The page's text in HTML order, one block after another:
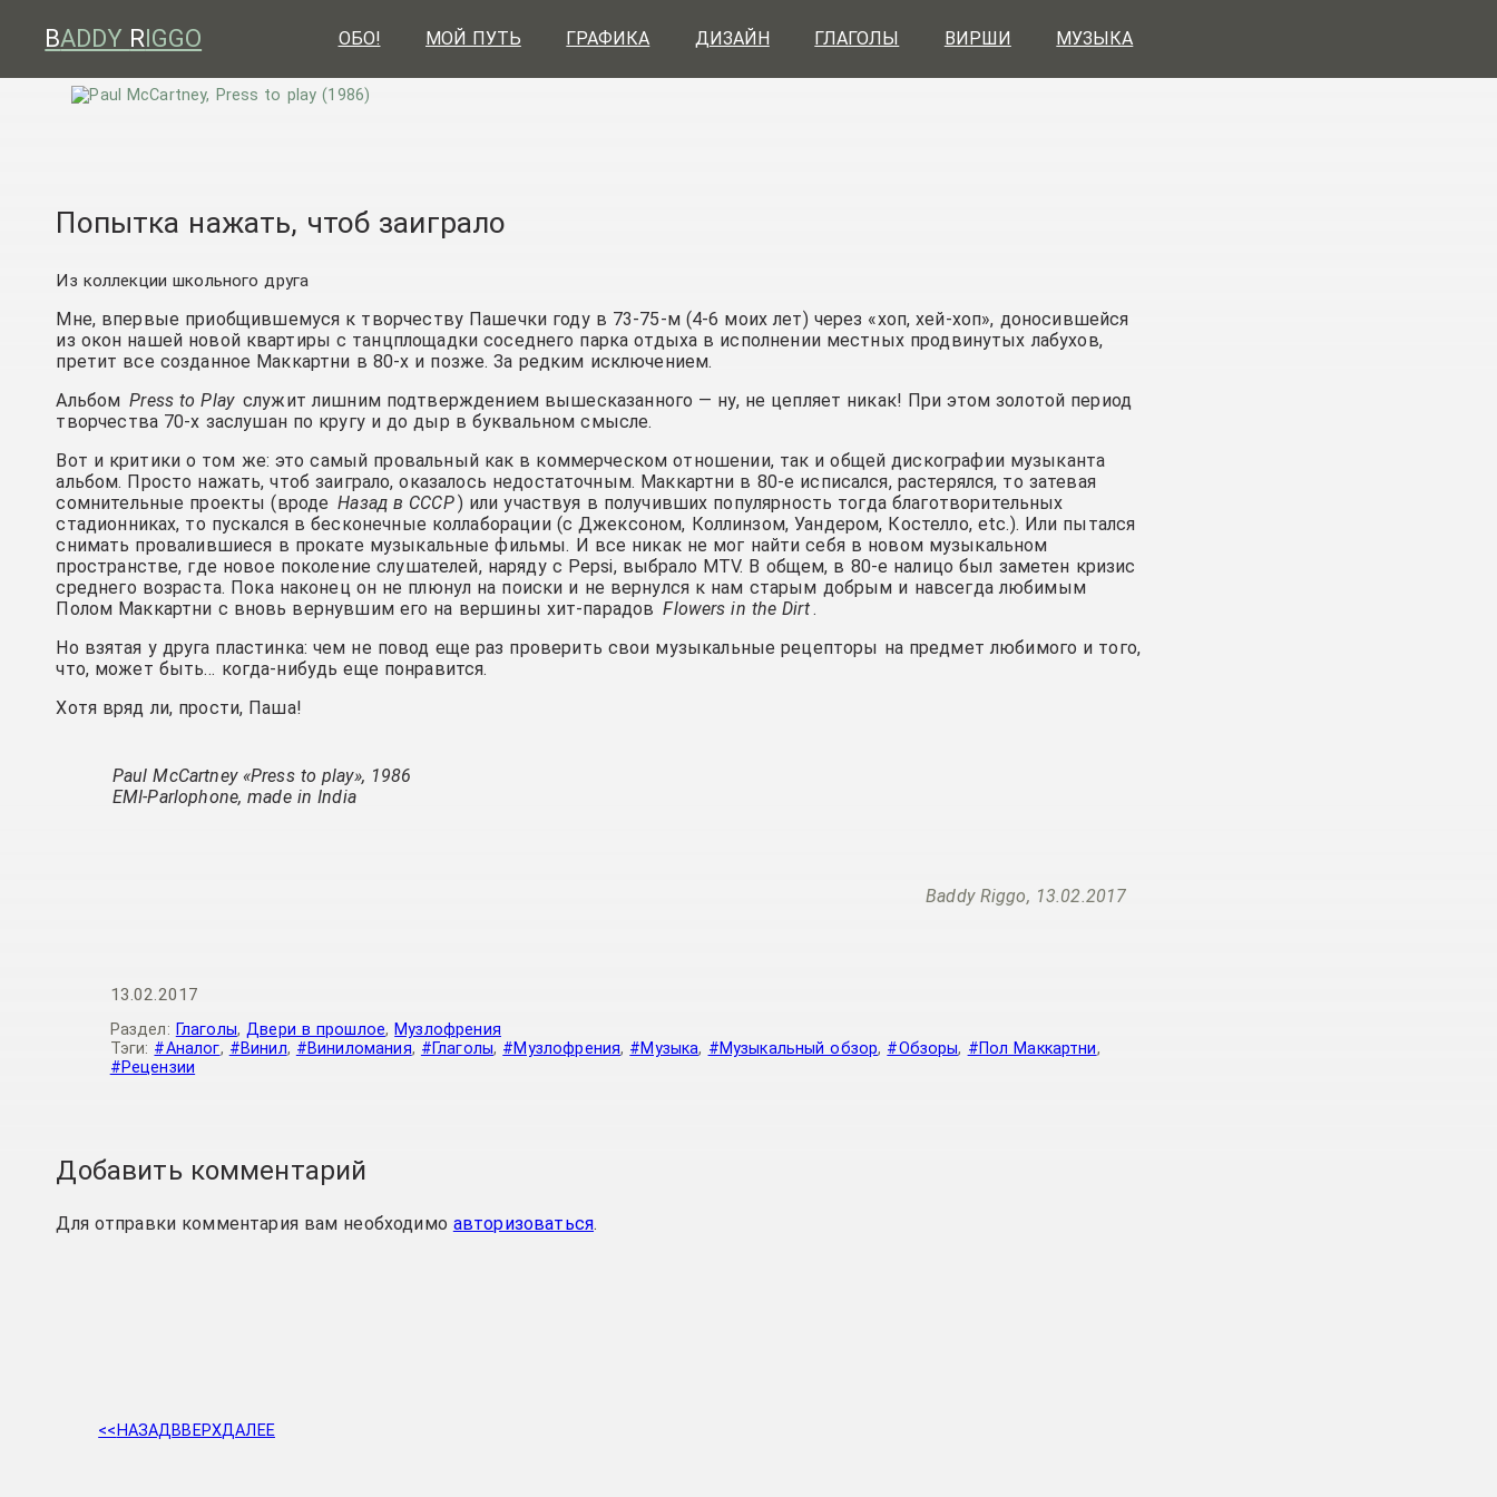
BADDY RIGGO ОБО! МОЙ ПУТЬ ГРАФИКА ДИЗАЙН ГЛАГОЛЫ ВИРШИ МУЗЫКА
Попытка нажать, чтоб заиграло
Из коллекции школьного друга
Мне, впервые приобщившемуся к творчеству Пашечки году в 73-75-м (4-6 моих лет) через «хоп, хей-хоп», доносившейся
из окон нашей новой квартиры с танцплощадки соседнего парка отдыха в исполнении местных продвинутых лабухов,
претит все созданное Маккартни в 80-х и позже. За редким исключением.
Альбом Press to Play служит лишним подтверждением вышесказанного — ну, не цепляет никак! При этом золотой период
творчества 70-х заслушан по кругу и до дыр в буквальном смысле.
Вот и критики о том же: это самый провальный как в коммерческом отношении, так и общей дискографии музыканта
альбом. Просто нажать, чтоб заиграло, оказалось недостаточным. Маккартни в 80-е исписался, растерялся, то затевая
сомнительные проекты (вроде Назад в СССР) или участвуя в получивших популярность тогда благотворительных
стадионниках, то пускался в бесконечные коллаборации (с Джексоном, Коллинзом, Уандером, Костелло, etc.). Или пытался
снимать провалившиеся в прокате музыкальные фильмы. И все никак не мог найти себя в новом музыкальном
пространстве, где новое поколение слушателей, наряду с Pepsi, выбрало MTV. В общем, в 80-е налицо был заметен кризис
среднего возраста. Пока наконец он не плюнул на поиски и не вернулся к нам старым добрым и навсегда любимым
Полом Маккартни с вновь вернувшим его на вершины хит-парадов Flowers in the Dirt.
Но взятая у друга пластинка: чем не повод еще раз проверить свои музыкальные рецепторы на предмет любимого и того,
что, может быть… когда-нибудь еще понравится.
Хотя вряд ли, прости, Паша!
Paul McCartney «Press to play», 1986
EMI-Parlophone, made in India
Baddy Riggo, 13.02.2017
13.02.2017
Раздел: Глаголы,Двери в прошлое, Музлофрения
Тэги: #Аналог, #Винил, #Виниломания, #Глаголы, #Музлофрения, #Музыка, #Музыкальный обзор, #Обзоры, #Пол Маккартни,
#Рецензии
Добавить комментарий
Для отправки комментария вам необходимо авторизоваться.
<< НАЗАДВВЕРХДАЛЕЕ